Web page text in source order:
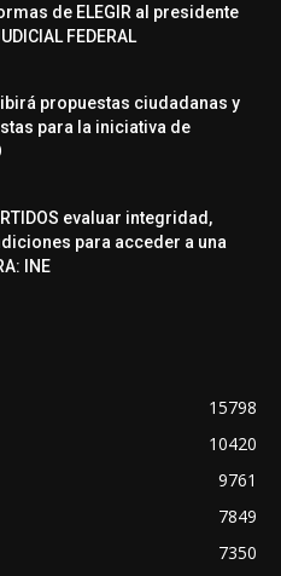
de ELEGIR al presidente
FEDERAL
propuestas ciudadanas y
para la iniciativa de
evaluar integridad,
para acceder a una
INE
15798
10420
9761
7849
7350